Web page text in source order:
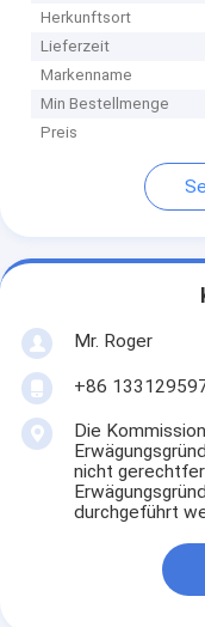
Herkunftsort
Lieferzeit
Markenname
Min Bestellmenge
Preis
Mr. Roger
+86
Die
nicht
durchgeführt